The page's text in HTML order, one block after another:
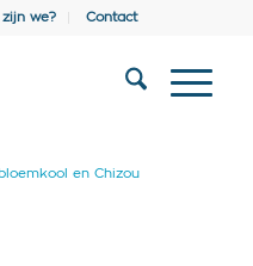
we? Contact
en Chizou